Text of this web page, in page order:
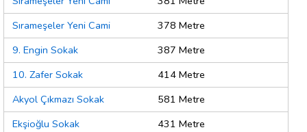
Sırameşeler Yeni Cami
378 Metre
9. Engin Sokak
387 Metre
10. Zafer Sokak
414 Metre
Akyol Çıkmazı Sokak
581 Metre
Ekşioğlu Sokak
431 Metre